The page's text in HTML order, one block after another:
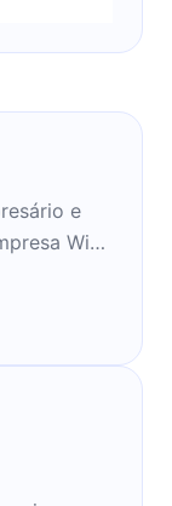
e
Wise
Soccer
de
este pago
de